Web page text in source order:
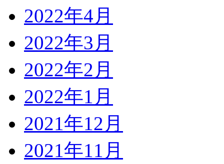
2022年4月
2022年3月
2022年2月
2022年1月
2021年12月
2021年11月